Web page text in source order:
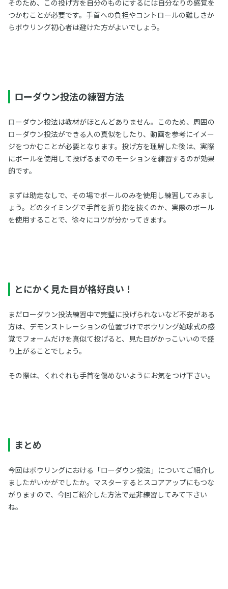
そのため、この投げ方を自分のものにするには自分なりの感覚を
つかむことが必要です。手首への負担やコントロールの難しさか
らボウリング初心者は避けた方がよいでしょう。
ローダウン投法の練習方法
ローダウン投法は教材がほとんどありません。このため、周囲の
ローダウン投法ができる人の真似をしたり、動画を参考にイメー
ジをつかむことが必要となります。投げ方を理解した後は、実際
にボールを使用して投げるまでのモーションを練習するのが効果
的です。
まずは助走なしで、その場でボールのみを使用し練習してみまし
ょう。どのタイミングで手首を折り指を抜くのか、実際のボール
を使用することで、徐々にコツが分かってきます。
とにかく見た目が格好良い！
まだローダウン投法練習中で完璧に投げられないなど不安がある
方は、デモンストレーションの位置づけでボウリング始球式の感
覚でフォームだけを真似て投げると、見た目がかっこいいので盛
り上がることでしょう。
その際は、くれぐれも手首を傷めないようにお気をつけ下さい。
まとめ
今回はボウリングにおける「ローダウン投法」についてご紹介し
ましたがいかがでしたか。マスターするとスコアアップにもつな
がりますので、今回ご紹介した方法で是非練習してみて下さい
ね。